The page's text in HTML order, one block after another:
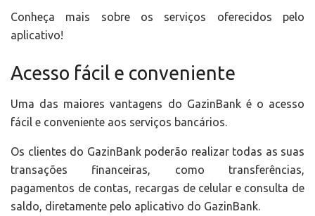
Conheça mais sobre os serviços oferecidos pelo
aplicativo!
Acesso fácil e conveniente
Uma das maiores vantagens do GazinBank é o acesso
fácil e conveniente aos serviços bancários.
Os clientes do GazinBank poderão realizar todas as suas
transações financeiras, como transferências,
pagamentos de contas, recargas de celular e consulta de
saldo, diretamente pelo aplicativo do GazinBank.